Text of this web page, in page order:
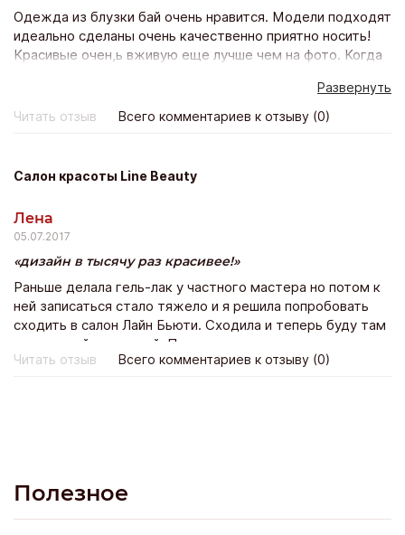
Одежда из блузки бай очень нравится. Модели подходят
идеально сделаны очень качественно приятно носить!
Красивые очен,ь вживую еще лучше чем на фото. Когда
оформляю уже 10 заказ и счастью моему нет предела!
Всё подошло, качество прекрасно и доставка почтой
Развернуть
Читать отзыв
Всего комментариев к отзыву (0)
Салон красоты Line Beauty
Лена
05.07.2017
дизайн в тысячу раз красивее!
Раньше делала гель-лак у частного мастера но потом к
ней записаться стало тяжело и я решила попробовать
сходить в салон Лайн Бьюти. Сходила и теперь буду там
постоянной клиенткой. По стоимости не намного
дороже зато дизайн в тысячу раз красивее!
Читать отзыв Всего комментариев к отзыву (0)
Полезное